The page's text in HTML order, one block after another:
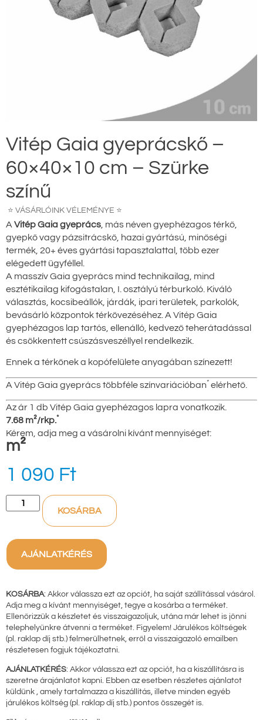
Vitép Gaia gyeprácskő –
60×40×10 cm – Szürke
színű
⭐ VÁSÁRLÓINK VÉLEMÉNYE ⭐
A Vitép Gaia gyeprács , más néven gyephézagos térkő,
gyepkő vagy pázsitrácskő, hazai gyártású, minőségi
termék, 20+ éves gyártási tapasztalattal, több ezer
elégedett ügyféllel.
A masszív Gaia gyeprács mind technikailag, mind
esztétikailag kifogástalan, I. osztályú térburkoló. Kiváló
választás, kocsibeállók, járdák, ipari területek, parkolók,
bevásárló központok térkövezéséhez. A Vitép Gaia
gyephézagos lap tartós, ellenálló, kedvező teherátadással
és csökkentett csúszásveszéllyel rendelkezik.
Ennek a térkőnek a kopófelülete anyagában színezett!
A Vitép Gaia gyeprács többféle színvariációban* elérhető.
Az ár 1 db Vitép Gaia gyephézagos lapra vonatkozik.
7.68 m²/rkp.*
Kérem, adja meg a vásárolni kívánt mennyiséget:
m²
1 090 Ft
KOSÁRBA
AJÁNLATKÉRÉS
KOSÁRBA: Akkor válassza ezt az opciót, ha saját szállítással vásárol.
Adja meg a kívánt mennyiséget, tegye a kosárba a terméket.
Ellenőrizzük a készletet és visszaigazoljuk, utána már lehet is jönni
telephelyünkre átvenni a terméket. Figyelem! Járulékos költségek
(pl. raklap díj stb.) felmerülhetnek, erről a visszaigazoló emailben
részletesen fogjuk tájékoztatni.
AJÁNLATKÉRÉS: Akkor válassza ezt az opciót, ha a kiszállításra is
szeretne árajánlatot kapni. Ebben az esetben részletes ajánlatot
küldünk , amely tartalmazza a kiszállítás, illetve minden egyéb
járulékos költség (pl. raklap díj stb.) pontos összegét is.